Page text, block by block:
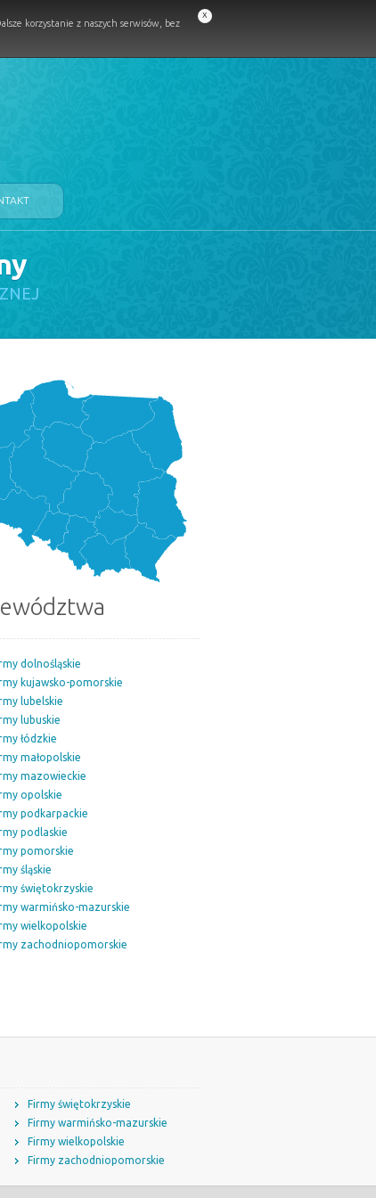
dolnośląskie
kujawsko-pomorskie
lubelskie
lubuskie
łódzkie
małopolskie
mazowieckie
opolskie
podkarpackie
podlaskie
pomorskie
śląskie
świętokrzyskie
warmińsko-mazurskie
wielkopolskie
zachodniopomorskie
Firmy świętokrzyskie
Firmy warmińsko-mazurskie
Firmy wielkopolskie
Firmy zachodniopomorskie
korzystanie z naszych serwisów, bez
x